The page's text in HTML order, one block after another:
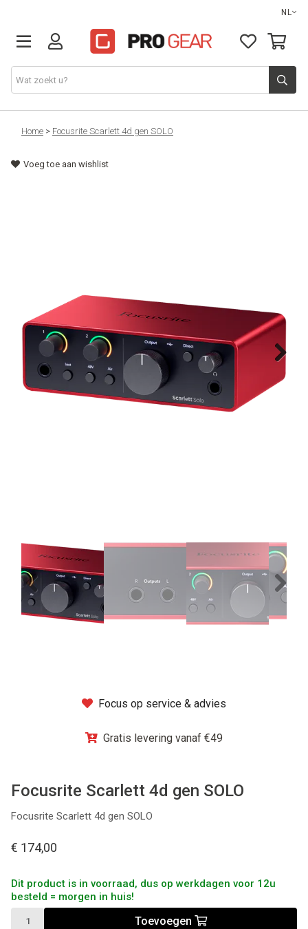
NL
DJ gear
Lights & effects
Montage
B-stock
Black Box
B-stock
Pro Gear Lease
Contact
Home > Focusrite Scarlett 4d gen SOLO
Voeg toe aan wishlist
Previous Next
Focus op service & advies
Gratis levering vanaf €49
Focusrite Scarlett 4d gen SOLO
Focusrite Scarlett 4d gen SOLO
€ 174,00
Dit product is in voorraad, dus op werkdagen voor 12u
besteld = morgen in huis!
Toevoegen